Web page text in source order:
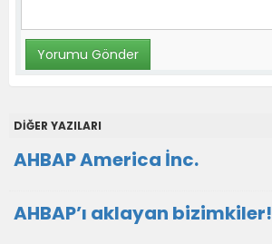
DİĞER YAZILARI
AHBAP America İnc.
AHBAP’ı aklayan bizimkiler!